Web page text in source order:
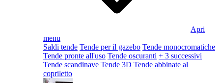
Apri
menu
Saldi tende Tende per il gazebo Tende monocromatiche
Tende pronte all'uso Tende oscuranti + 3 successivi
Tende scandinave Tende 3D Tende abbinate al
copriletto